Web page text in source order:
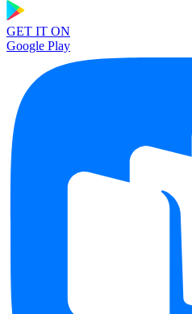
GET IT ON
Google Play